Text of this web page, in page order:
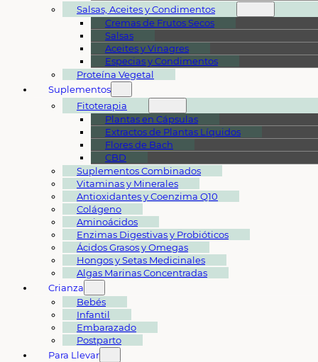
Salsas, Aceites y Condimentos
Cremas de Frutos Secos
Salsas
Aceites y Vinagres
Especias y Condimentos
Proteína Vegetal
Suplementos
Fitoterapia
Plantas en Cápsulas
Extractos de Plantas Líquidos
Flores de Bach
CBD
Suplementos Combinados
Vitaminas y Minerales
Antioxidantes y Coenzima Q10
Colágeno
Aminoácidos
Enzimas Digestivas y Probióticos
Ácidos Grasos y Omegas
Hongos y Setas Medicinales
Algas Marinas Concentradas
Crianza
Bebés
Infantil
Embarazado
Postparto
Para Llevar